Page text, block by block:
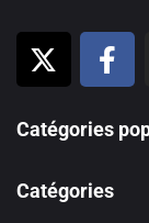
Catégories
Catégories